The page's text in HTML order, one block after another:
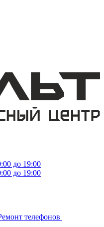
до 19:00
до 19:00
телефонов